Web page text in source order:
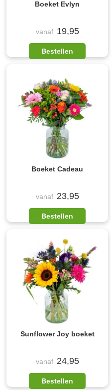
Boeket Evlyn
vanaf 19,95
Bestellen
Boeket Cadeau
vanaf 23,95
Bestellen
Sunflower Joy boeket
vanaf 24,95
Bestellen